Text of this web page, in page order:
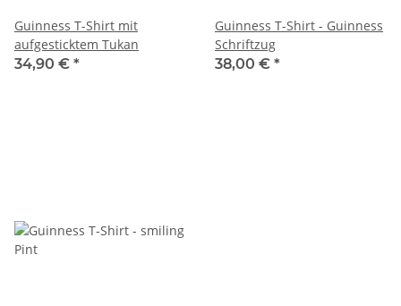
Guinness T-Shirt mit
aufgesticktem Tukan
34,90 € *
Guinness T-Shirt - Guinness
Schriftzug
38,00 € *